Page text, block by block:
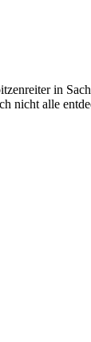
in
nicht alle